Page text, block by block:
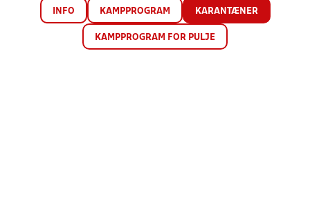
INFO KAMPPROGRAM KARANTÆNER
KAMPPROGRAM FOR PULJE